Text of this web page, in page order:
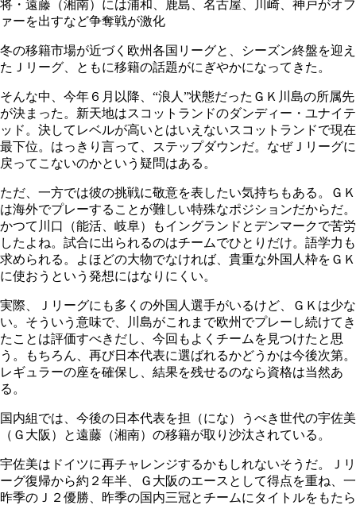
将・遠藤（湘南）には浦和、鹿島、名古屋、川崎、神戸がオフ
ァーを出すなど争奪戦が激化
冬の移籍市場が近づく欧州各国リーグと、シーズン終盤を迎え
たＪリーグ、ともに移籍の話題がにぎやかになってきた。
そんな中、今年６月以降、“浪人”状態だったＧＫ川島の所属先
が決まった。新天地はスコットランドのダンディー・ユナイテ
ッド。決してレベルが高いとはいえないスコットランドで現在
最下位。はっきり言って、ステップダウンだ。なぜＪリーグに
戻ってこないのかという疑問はある。
ただ、一方では彼の挑戦に敬意を表したい気持ちもある。ＧＫ
は海外でプレーすることが難しい特殊なポジションだからだ。
かつて川口（能活、岐阜）もイングランドとデンマークで苦労
したよね。試合に出られるのはチームでひとりだけ。語学力も
求められる。よほどの大物でなければ、貴重な外国人枠をＧＫ
に使おうという発想にはなりにくい。
実際、Ｊリーグにも多くの外国人選手がいるけど、ＧＫは少な
い。そういう意味で、川島がこれまで欧州でプレーし続けてき
たことは評価すべきだし、今回もよくチームを見つけたと思
う。もちろん、再び日本代表に選ばれるかどうかは今後次第。
レギュラーの座を確保し、結果を残せるのなら資格は当然あ
る。
国内組では、今後の日本代表を担（にな）うべき世代の宇佐美
（Ｇ大阪）と遠藤（湘南）の移籍が取り沙汰されている。
宇佐美はドイツに再チャレンジするかもしれないそうだ。Ｊリ
ーグ復帰から約２年半、Ｇ大阪のエースとして得点を重ね、一
昨季のＪ２優勝、昨季の国内三冠とチームにタイトルをもたら